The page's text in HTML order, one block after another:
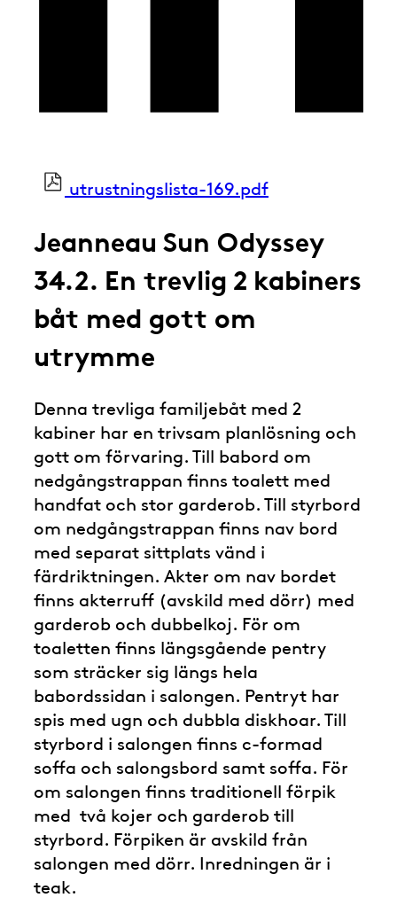
utrustningslista-169.pdf
Jeanneau Sun Odyssey
34.2. En trevlig 2 kabiners
båt med gott om
utrymme
Denna trevliga familjebåt med 2
kabiner har en trivsam planlösning och
gott om förvaring. Till babord om
nedgångstrappan finns toalett med
handfat och stor garderob. Till styrbord
om nedgångstrappan finns nav bord
med separat sittplats vänd i
färdriktningen. Akter om nav bordet
finns akterruff (avskild med dörr) med
garderob och dubbelkoj. För om
toaletten finns längsgående pentry
som sträcker sig längs hela
babordssidan i salongen. Pentryt har
spis med ugn och dubbla diskhoar. Till
styrbord i salongen finns c-formad
soffa och salongsbord samt soffa. För
om salongen finns traditionell förpik
med två kojer och garderob till
styrbord. Förpiken är avskild från
salongen med dörr. Inredningen är i
teak.